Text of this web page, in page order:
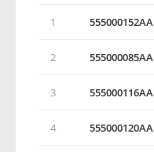
1 555000152AA
2 555000085AA
3 555000116AA
4 555000120AA